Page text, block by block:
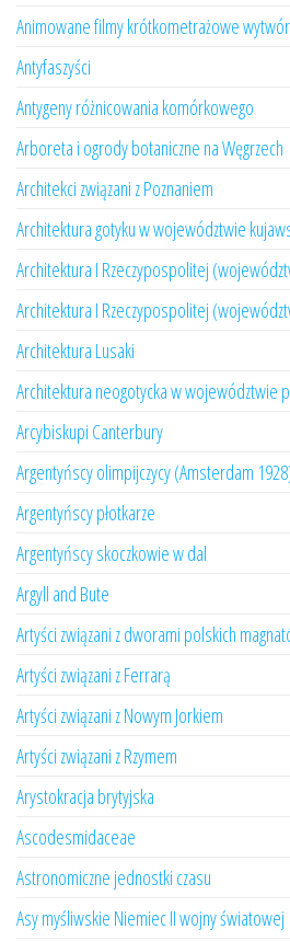
Animowane filmy krótkometrażowe
Antyfaszyści
Antygeny różnicowania komórkowego
Arboreta i ogrody botaniczne na Węgrzech
Architekci związani z Poznaniem
Architektura gotyku w województwie
Architektura I Rzeczypospolitej
Architektura I Rzeczypospolitej
Architektura Lusaki
Architektura neogotycka w województwie
Arcybiskupi Canterbury
Argentyńscy olimpijczycy (Amsterdam
Argentyńscy płotkarze
Argentyńscy skoczkowie w dal
Argyll and Bute
Artyści związani z dworami polskich
Artyści związani z Ferrarą
Artyści związani z Nowym Jorkiem
Artyści związani z Rzymem
Arystokracja brytyjska
Ascodesmidaceae
Astronomiczne jednostki czasu
Asy myśliwskie Niemiec II wojny światowej